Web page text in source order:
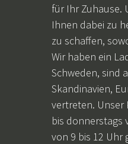
für Ihr Zuhause.
Ihnen dabei zu
zu schaffen,
Wir haben ein
Schweden, sind
Skandinavien,
vertreten. Unser
bis donnerstags
von 9 bis 12 Uhr